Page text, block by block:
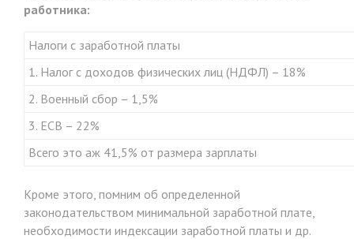
работника:
Налоги с заработной платы
1. Налог с доходов физических лиц (НДФЛ) – 18%
2. Военный сбор – 1,5%
3. ЕСВ – 22%
Всего это аж 41,5% от размера зарплаты
Кроме этого, помним об определенной
законодательством минимальной заработной плате,
необходимости индексации заработной платы и др.